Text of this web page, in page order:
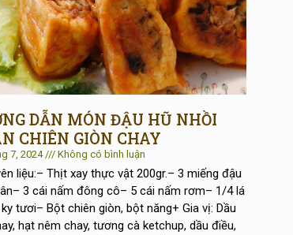
DẪN MÓN ĐẬU HŨ NHỒI
CHIÊN GIÒN CHAY
7, 2024 Không có bình luận
liệu:– Thịt xay thực vật 200gr.– 3 miếng đậu
3 cái nấm đông cô– 5 cái nấm rơm– 1/4 lá
tươi– Bột chiên giòn, bột năng+ Gia vị: Dầu
hạt nêm chay, tương cà ketchup, dầu điều,